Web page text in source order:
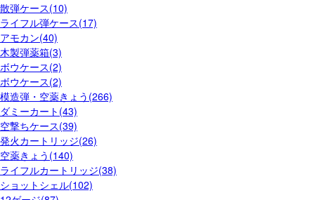
散弾ケース(10)
ライフル弾ケース(17)
アモカン(40)
木製弾薬箱(3)
ボウケース(2)
ボウケース(2)
模造弾・空薬きょう(266)
ダミーカート(43)
空撃ちケース(39)
発火カートリッジ(26)
空薬きょう(140)
ライフルカートリッジ(38)
ショットシェル(102)